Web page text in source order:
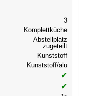
3
Komplettküche
Abstellplatz
zugeteilt
Kunststoff
Kunststoff/alu
✔
✔